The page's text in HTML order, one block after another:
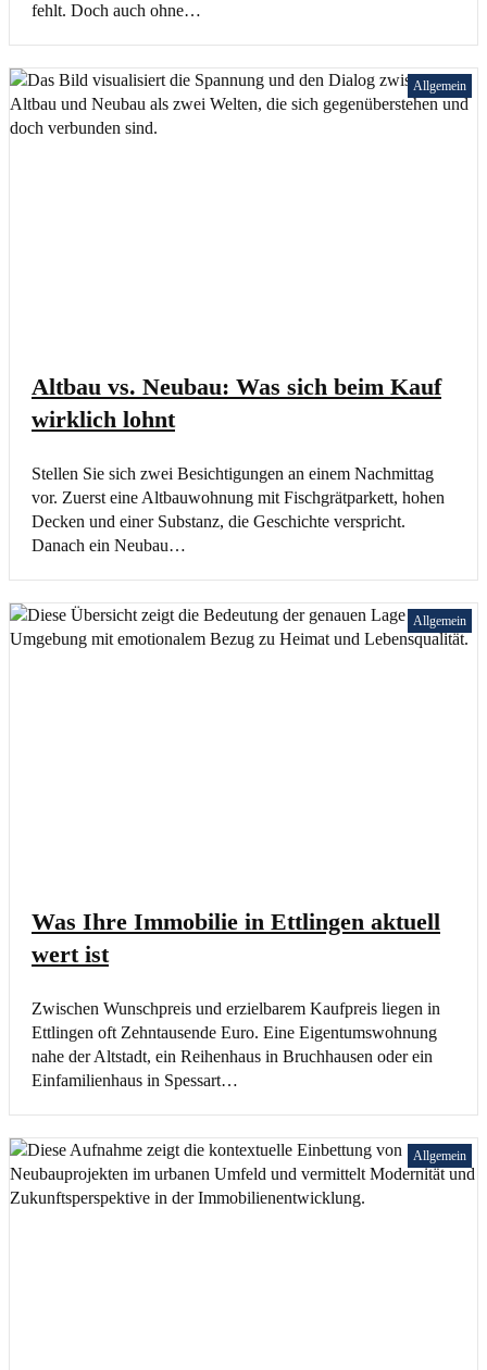
fehlt. Doch auch ohne…
Allgemein
Altbau vs. Neubau: Was sich beim Kauf
wirklich lohnt
Stellen Sie sich zwei Besichtigungen an einem Nachmittag
vor. Zuerst eine Altbauwohnung mit Fischgrätparkett, hohen
Decken und einer Substanz, die Geschichte verspricht.
Danach ein Neubau…
Allgemein
Was Ihre Immobilie in Ettlingen aktuell
wert ist
Zwischen Wunschpreis und erzielbarem Kaufpreis liegen in
Ettlingen oft Zehntausende Euro. Eine Eigentumswohnung
nahe der Altstadt, ein Reihenhaus in Bruchhausen oder ein
Einfamilienhaus in Spessart…
Allgemein